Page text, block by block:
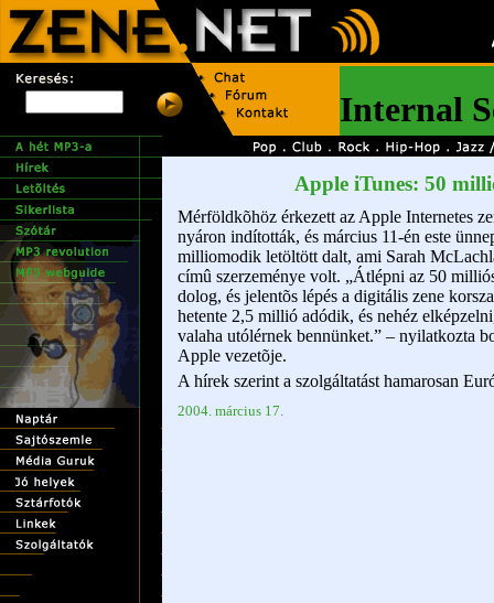
Apple iTunes: 50
Mérföldkõhöz érkezett az Apple Internetes
nyáron indították, és március 11-én este
milliomodik letöltött dalt, ami Sarah
címû szerzeménye volt. „Átlépni az 50
dolog, és jelentõs lépés a digitális zene
hetente 2,5 millió adódik, és nehéz
valaha utólérnek bennünket.” – nyilatkozta
Apple vezetõje.
A hírek szerint a szolgáltatást hamarosan
2004. március 17.